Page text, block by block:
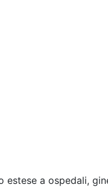
a ospedali,